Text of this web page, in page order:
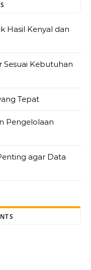
Hasil Kenyal dan
Kebutuhan
Tepat
Pengelolaan
agar Data